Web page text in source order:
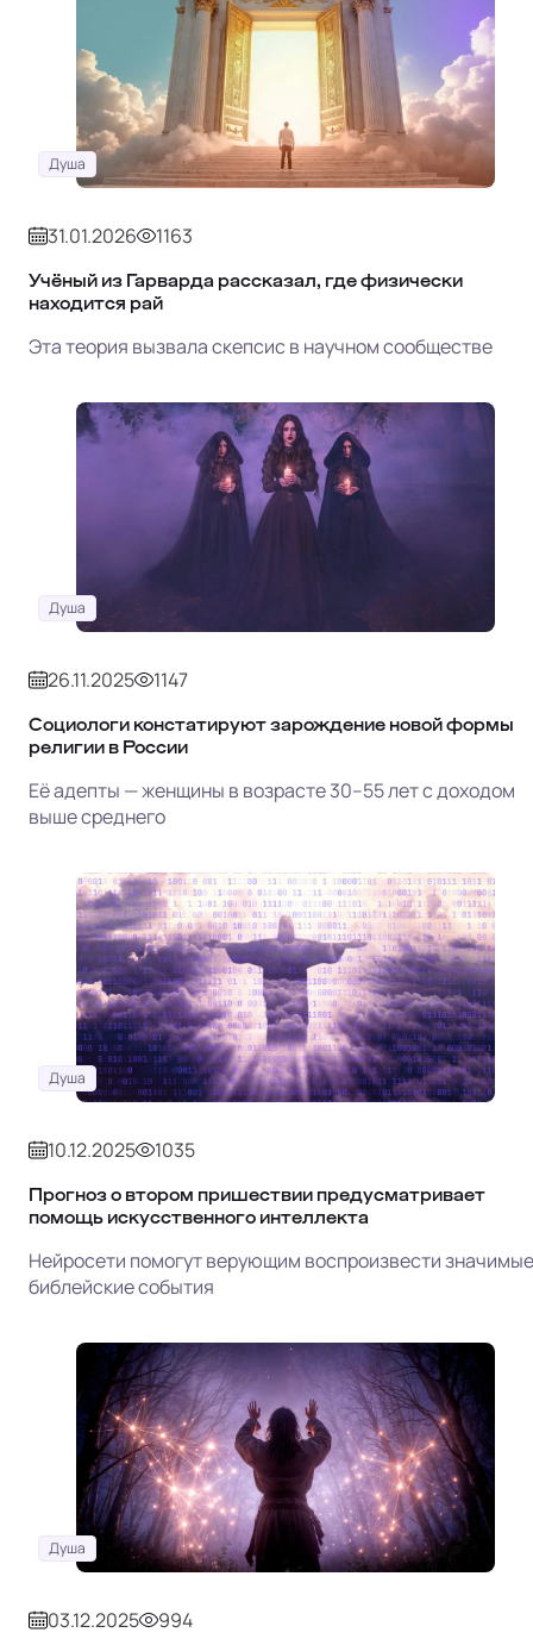
Душа
31.01.2026 1163
Учёный из Гарварда рассказал, где физически
находится рай
Эта теория вызвала скепсис в научном сообществе
Душа
26.11.2025 1147
Социологи констатируют зарождение новой формы
религии в России
Её адепты — женщины в возрасте 30–55 лет с доходом
выше среднего
Душа
10.12.2025 1035
Прогноз о втором пришествии предусматривает
помощь искусственного интеллекта
Нейросети помогут верующим воспроизвести значимые
библейские события
Душа
03.12.2025 994